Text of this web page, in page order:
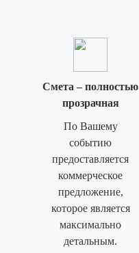
Смета – полностью
прозрачная
По Вашему
событию
предоставляется
коммерческое
предложение,
которое является
максимально
детальным.